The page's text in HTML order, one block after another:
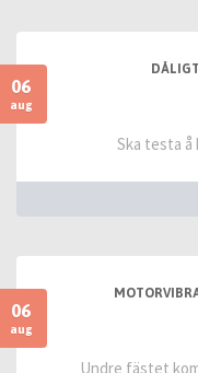
06
aug
Ska testa
06
aug
Undre fästet